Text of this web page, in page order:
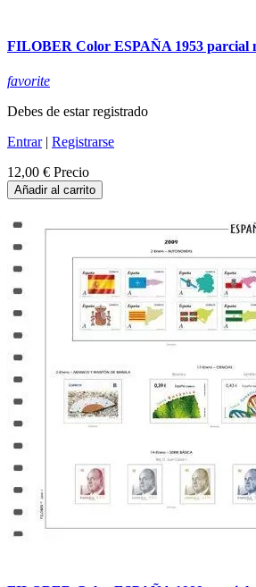
FILOBER Color ESPAÑA 1953 parcial
favorite
Debes de estar registrado
Entrar| Registrarse
12,00 € Precio
Añadir al carrito